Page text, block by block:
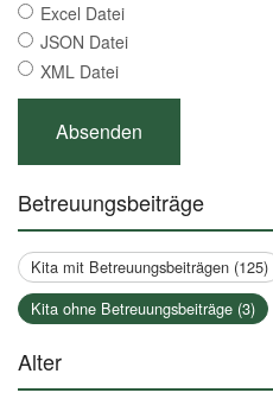
Excel Datei
JSON Datei
XML Datei
Betreuungsbeiträge
Kita mit Betreuungsbeiträgen (125)
Kita ohne Betreuungsbeiträge (3)
Alter